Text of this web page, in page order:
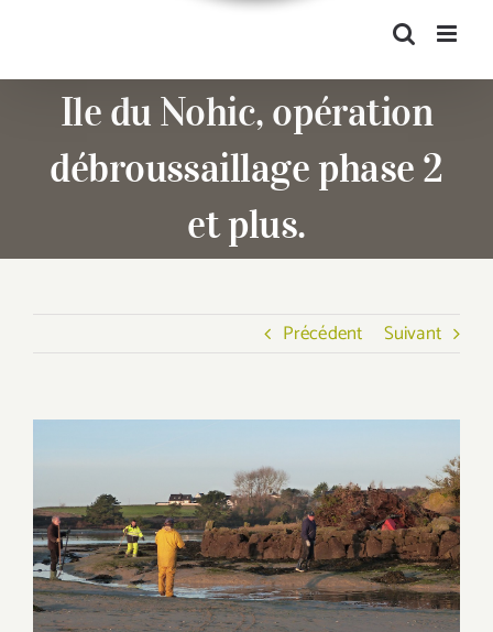
Ile du Nohic, opération
débroussaillage phase 2
et plus.
Précédent Suivant
agrandie